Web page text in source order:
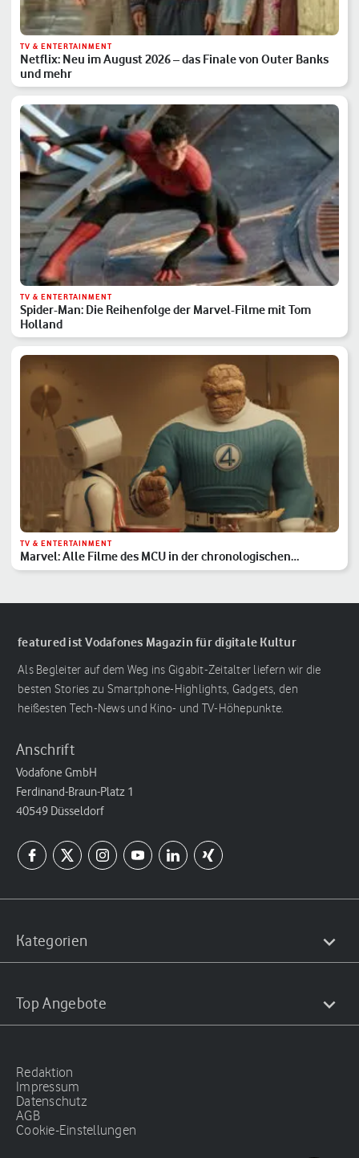
TV & ENTERTAINMENT
Netflix: Neu im August 2026 – das Finale von Outer Banks
und mehr
TV & ENTERTAINMENT
Spider-Man: Die Reihenfolge der Marvel-Filme mit Tom
Holland
TV & ENTERTAINMENT
Marvel: Alle Filme des MCU in der chronologischen
Reihenfolge
featured ist Vodafones Magazin für digitale Kultur
Als Begleiter auf dem Weg ins Gigabit-Zeitalter liefern wir die
besten Stories zu Smartphone-Highlights, Gadgets, den
heißesten Tech-News und Kino- und TV-Höhepunkte.
Anschrift
Vodafone GmbH
Ferdinand-Braun-Platz 1
40549 Düsseldorf
Kategorien
Top Angebote
Redaktion
Impressum
Datenschutz
AGB
Cookie-Einstellungen